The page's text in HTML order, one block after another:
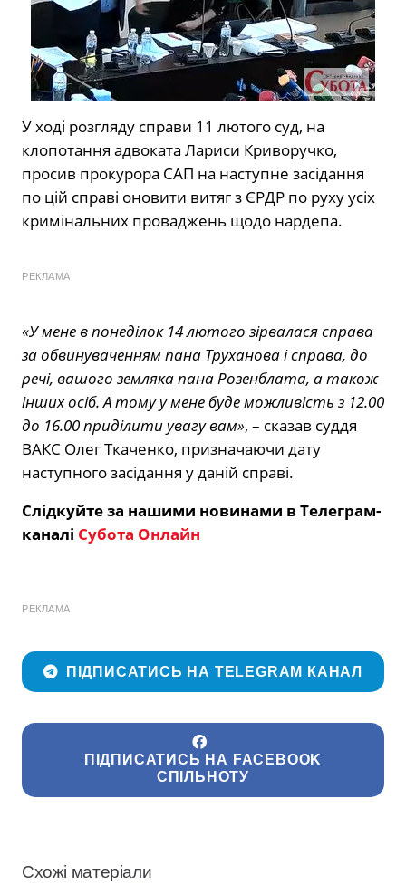
У ході розгляду справи 11 лютого суд, на
клопотання адвоката Лариси Криворучко,
просив прокурора САП на наступне засідання
по цій справі оновити витяг з ЄРДР по руху усіх
кримінальних проваджень щодо нардепа.
РЕКЛАМА
«У мене в понеділок 14 лютого зірвалася справа
за обвинуваченням пана Труханова і справа, до
речі, вашого земляка пана Розенблата, а також
інших осіб. А тому у мене буде можливість з 12.00
до 16.00 приділити увагу вам», – сказав суддя
ВАКС Олег Ткаченко, призначаючи дату
наступного засідання у даній справі.
Слідкуйте за нашими новинами в Телеграм-
каналі Субота Онлайн
РЕКЛАМА
ПІДПИСАТИСЬ НА TELEGRAM КАНАЛ
ПІДПИСАТИСЬ НА FACEBOOK
СПІЛЬНОТУ
Схожі матеріали